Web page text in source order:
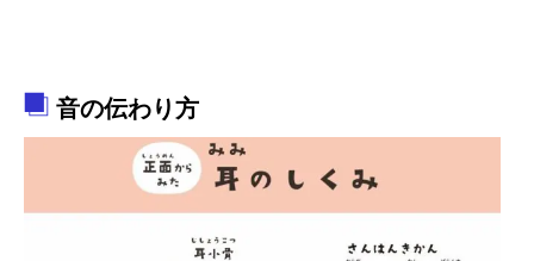
音の伝わり方